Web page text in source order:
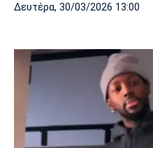
Δευτέρα, 30/03/2026 13:00